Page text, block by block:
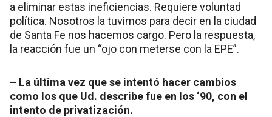
a eliminar estas ineficiencias. Requiere voluntad
política. Nosotros la tuvimos para decir en la ciudad
de Santa Fe nos hacemos cargo. Pero la respuesta,
la reacción fue un “ojo con meterse con la EPE”.
– La última vez que se intentó hacer cambios
como los que Ud. describe fue en los ‘90, con el
intento de privatización.